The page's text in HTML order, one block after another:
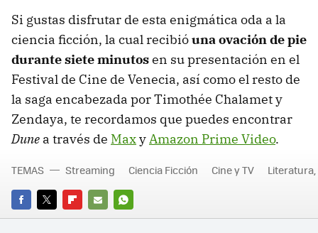
Si gustas disfrutar de esta enigmática oda a la
ciencia ficción, la cual recibióuna ovación de pie
durante siete minutosen su presentación en el
Festival de Cine de Venecia, así como el resto de
la saga encabezada por Timothée Chalamet y
Zendaya, te recordamos que puedes encontrar
Dune a través de Maxy Amazon Prime Video.
FACEBOOK
TWITTERFLIPBOARD
E-
WHATSAPP
TEMAS Streaming Ciencia Ficción Cine y TV